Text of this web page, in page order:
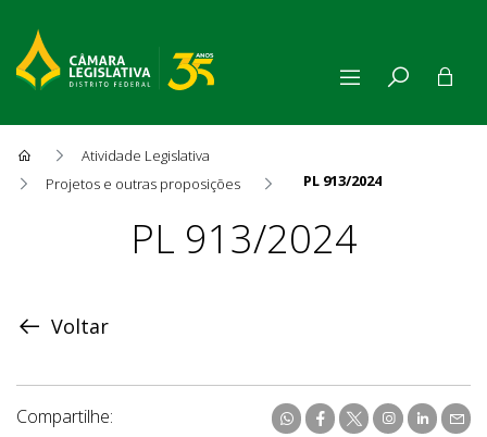
Atividade Legislativa
Projetos e outras proposições
PL 913/2024
ProposiçãoPL 913/2024
Voltar
Compartilhe: